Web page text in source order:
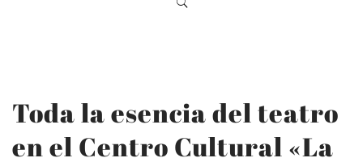
Toda la esencia del teatro
en el Centro Cultural «La